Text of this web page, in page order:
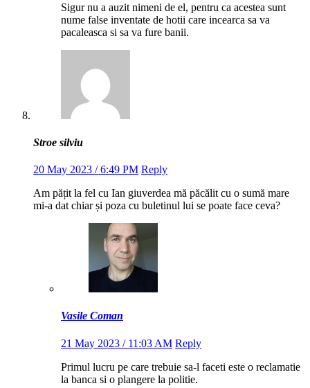
Sigur nu a auzit nimeni de el, pentru ca acestea sunt
nume false inventate de hotii care incearca sa va
pacaleasca si sa va fure banii.
Stroe silviu
20 May 2023 / 6:49 PM Reply
Am pățit la fel cu Ian giuverdea mă păcălit cu o sumă mare
mi-a dat chiar și poza cu buletinul lui se poate face ceva?
Vasile Coman
21 May 2023 / 11:03 AM Reply
Primul lucru pe care trebuie sa-l faceti este o reclamatie
la banca si o plangere la politie.